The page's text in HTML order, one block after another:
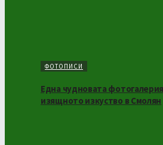
ФОТОПИСИ
Една чудновата
изящното изкуство в Смолян